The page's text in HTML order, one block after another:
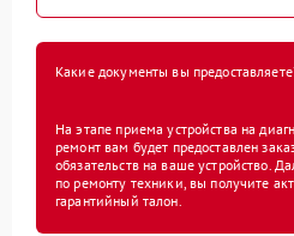
Какие документы вы
На этапе приема устройства на
ремонт вам будет предоставлен
обязательств на ваше устройство.
по ремонту техники, вы получите
гарантийный талон.